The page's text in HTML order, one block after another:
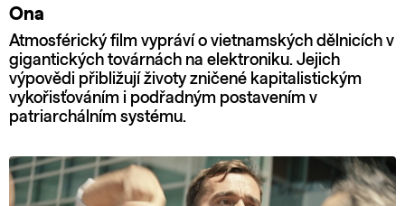
Ona
Atmosférický film vypráví o vietnamských dělnicích v
gigantických továrnách na elektroniku. Jejich
výpovědi přibližují životy zničené kapitalistickým
vykořisťováním i podřadným postavením v
patriarchálním systému.